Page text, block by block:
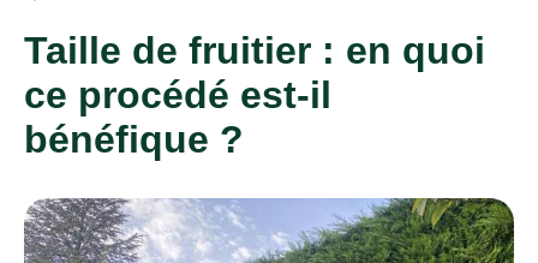
Taille de fruitier : en quoi
ce procédé est-il
bénéfique ?